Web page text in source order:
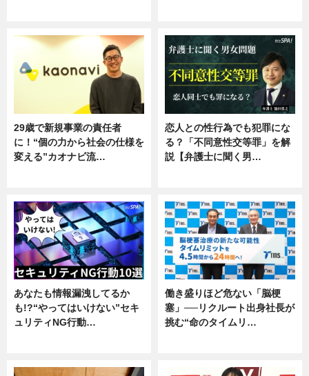
29歳で新規事業の責任者
に！“個の力から社会の仕様を
変える”カオナビ流…
恋人との性行為でも犯罪にな
る？「不同意性交等罪」を解
説【弁護士に聞く男…
あなたも情報漏洩してるか
も!?“やってはいけない”セキ
ュリティNG行動…
働き盛りほど危ない「脳梗
塞」──リクルート出身社長が
挑む“命のタイムリ…